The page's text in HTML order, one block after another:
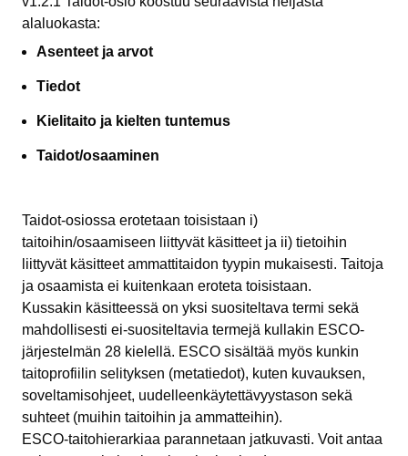
alaluokasta:
Asenteet ja arvot
Tiedot
Kielitaito ja kielten tuntemus
Taidot/osaaminen
Taidot-osiossa erotetaan toisistaan i)
taitoihin/osaamiseen liittyvät käsitteet ja ii) tietoihin
liittyvät käsitteet ammattitaidon tyypin mukaisesti. Taitoja
ja osaamista ei kuitenkaan eroteta toisistaan.
Kussakin käsitteessä on yksi suositeltava termi sekä
mahdollisesti ei-suositeltavia termejä kullakin ESCO-
järjestelmän 28 kielellä. ESCO sisältää myös kunkin
taitoprofiilin selityksen (metatiedot), kuten kuvauksen,
soveltamisohjeet, uudelleenkäytettävyystason sekä
suhteet (muihin taitoihin ja ammatteihin).
ESCO-taitohierarkiaa parannetaan jatkuvasti. Voit antaa